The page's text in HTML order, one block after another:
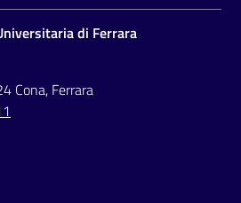
di Ferrara
Cona, Ferrara